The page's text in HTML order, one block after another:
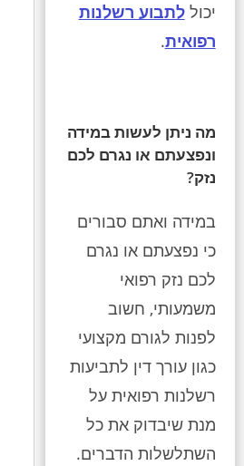
יכוללתבוע רשלנות
רפואית.
מה ניתן לעשות במידה
ונפצעתם או נגרם לכם
נזק?
במידה ואתם סבורים
כי נפצעתם או נגרם
לכם נזק רפואי
משמעותי, חשוב
לפנות לגורם מקצועי
כגון עורך דין לתביעות
רשלנות רפואית על
מנת שיבדוק את כל
השתלשלות הדברים.